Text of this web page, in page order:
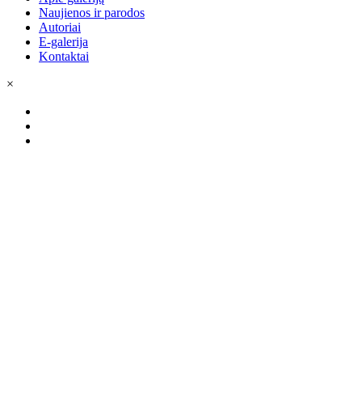
Naujienos ir parodos
Autoriai
E-galerija
Kontaktai
×